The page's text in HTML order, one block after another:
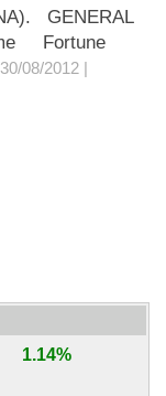
GENERAL
Fortune
08/2012 |
1.14%